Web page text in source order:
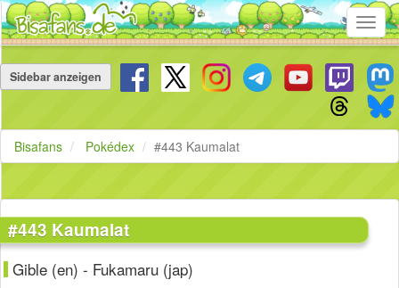
überspringen
Sidebar anzeigen
Bisafans Pokédex #443 Kaumalat
#443 Kaumalat
Gible (en) - Fukamaru (jap)